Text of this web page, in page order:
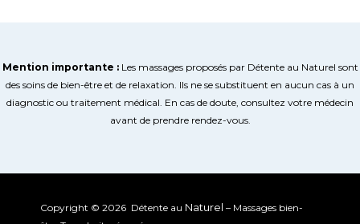
Mention importante :Les massages proposés par Détente au Naturel sont
des soins de bien-être et de relaxation. Ils ne se substituent en aucun cas à un
diagnostic ou traitement médical. En cas de doute, consultez votre médecin
avant de prendre rendez-vous.
Copyright © 2026 Détente au Naturel – Massages bien-